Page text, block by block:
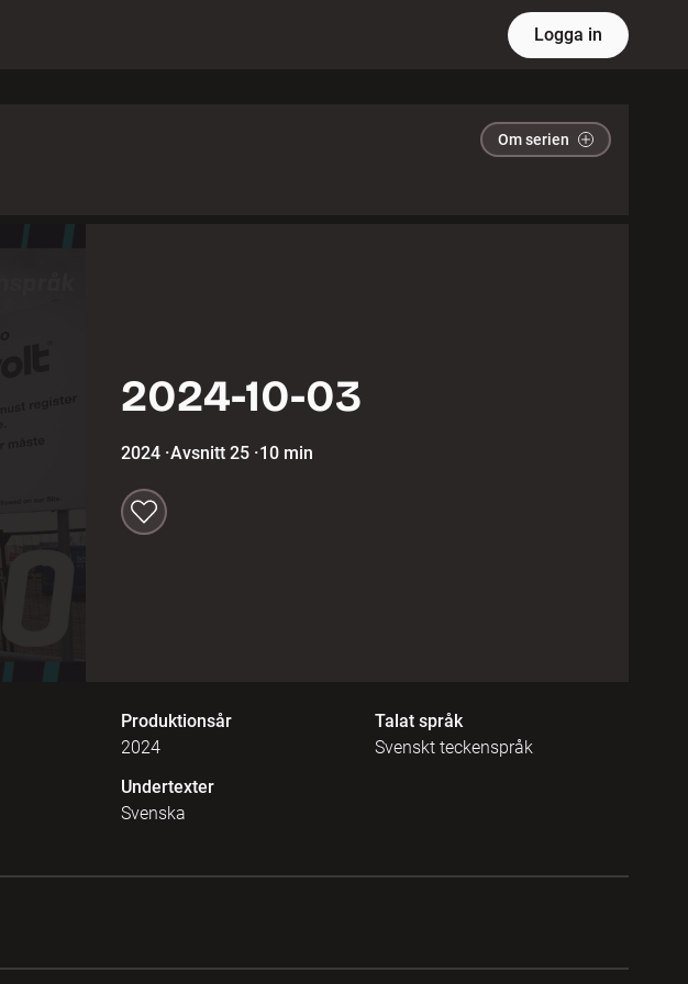
Logga in
Om serien
2024-10-03
2024 ·Avsnitt 25 ·10 min
Produktionsår
2024
Talat språk
Svenskt teckenspråk
Undertexter
Svenska